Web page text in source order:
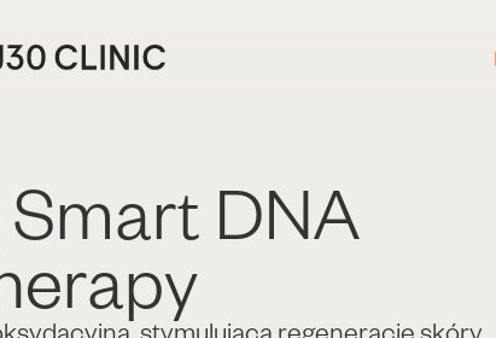
Smart DNA
stymulująca regenerację skóry